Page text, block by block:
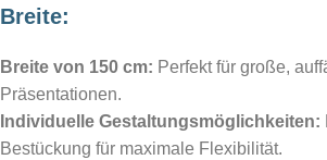
Breite:
Breite von 150 cm: Perfekt für große,
Präsentationen.
Individuelle Gestaltungsmöglichkeiten:
Bestückung für maximale Flexibilität.